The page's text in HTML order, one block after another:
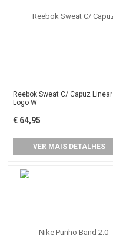
Reebok Sweat C/ Capuz Linear
Logo W
€ 64,95
VER MAIS DETALHES